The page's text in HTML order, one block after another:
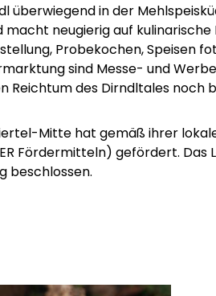
überwiegend in der
neugierig auf
Probekochen, Speisen
sind Messe- und
Reichtum des Dirndltales noch
Mitte hat gemäß ihrer
Fördermitteln) gefördert.
beschlossen.